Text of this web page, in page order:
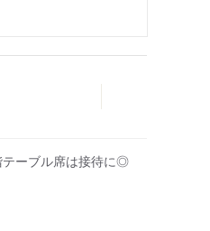
テーブル席は接待に◎